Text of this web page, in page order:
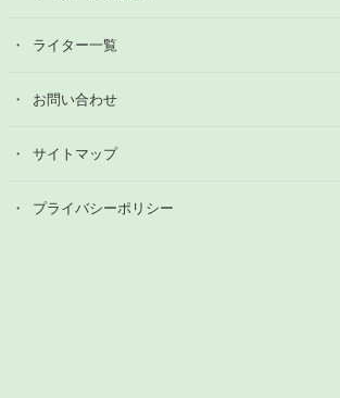
ライター一覧
お問い合わせ
サイトマップ
プライバシーポリシー